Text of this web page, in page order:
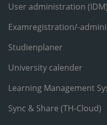
User administration (IDM)
Examregistration/-
Studienplaner
University calender
Learning Management
Sync & Share (TH-Cloud)